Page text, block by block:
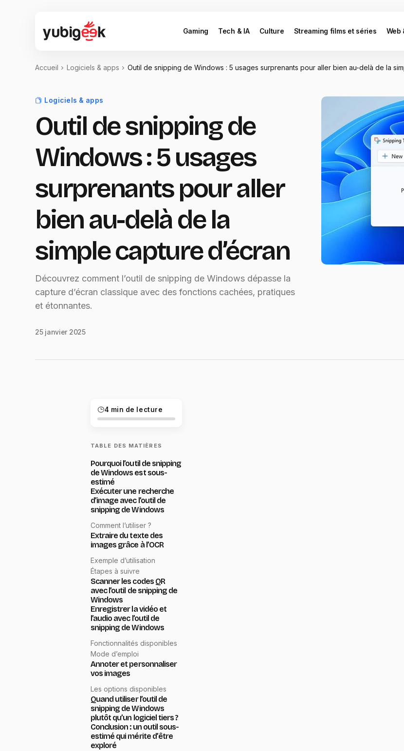
Gaming Tech & IA Culture Streaming films et séries Web
Accueil Logiciels & apps Outil de snipping de Windows : 5 usages surprenants pour aller bien au-delà de la
Logiciels & apps
Outil de snipping de
Windows : 5 usages
surprenants pour aller
bien au-delà de la
simple capture d’écran
Découvrez comment l’outil de snipping de Windows dépasse la
capture d’écran classique avec des fonctions cachées, pratiques
et étonnantes.
25 janvier 2025
4 min de lecture
TABLE DES MATIÈRES
Pourquoi l’outil de snipping
de Windows est sous-
estimé
Exécuter une recherche
d’image avec l’outil de
snipping de Windows
Comment l’utiliser ?
Extraire du texte des
images grâce à l’OCR
Exemple d’utilisation
Étapes à suivre
Scanner les codes QR
avec l’outil de snipping de
Windows
Enregistrer la vidéo et
l’audio avec l’outil de
snipping de Windows
Fonctionnalités disponibles
Mode d’emploi
Annoter et personnaliser
vos images
Les options disponibles
Quand utiliser l’outil de
snipping de Windows
plutôt qu’un logiciel tiers ?
Conclusion : un outil sous-
estimé qui mérite d’être
exploré